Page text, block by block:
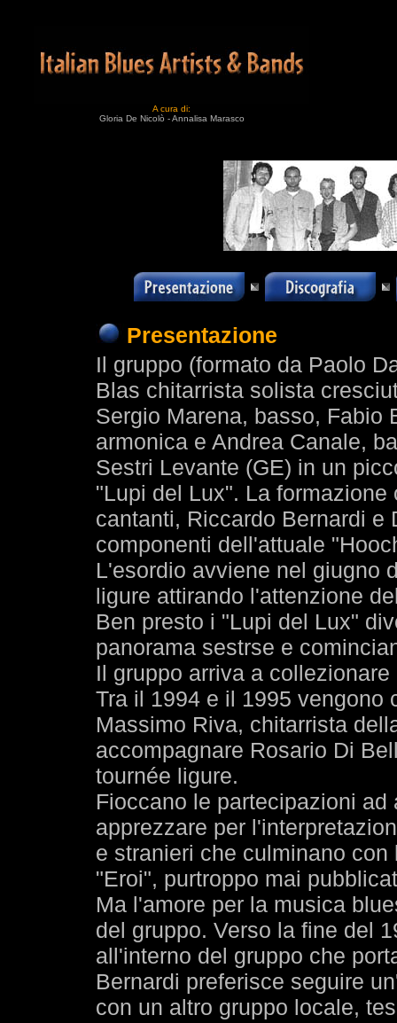
A cura di:
Gloria De Nicolò - Annalisa Marasco
Presentazione
Il gruppo (formato da Paolo
Blas chitarrista solista
Sergio Marena, basso, Fabio
armonica e Andrea Canale,
Sestri Levante (GE) in un
"Lupi del Lux". La
cantanti, Riccardo Bernardi e
componenti dell'attuale
L'esordio avviene nel giugno
ligure attirando l'attenzione
Ben presto i "Lupi del Lux"
panorama sestrse e
Il gruppo arriva a
Tra il 1994 e il 1995 vengono
Massimo Riva, chitarrista
accompagnare Rosario Di
tournée ligure.
Fioccano le partecipazioni
apprezzare per
e stranieri che culminano
"Eroi", purtroppo mai
Ma l'amore per la musica
del gruppo. Verso la fine del
all'interno del gruppo che
Bernardi preferisce seguire
con un altro gruppo locale,